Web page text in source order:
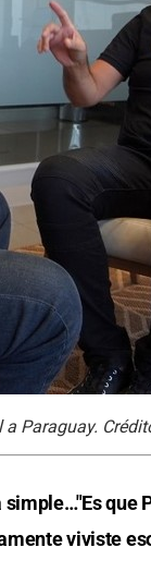
Paraguay.
que
viviste